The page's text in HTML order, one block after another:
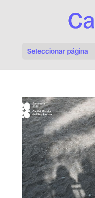
Seleccionar página